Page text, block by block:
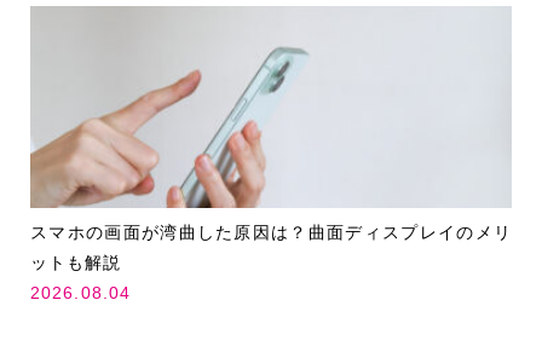
スマホの画面が湾曲した原因は？曲面ディスプレイのメリ
ットも解説
2026.08.04